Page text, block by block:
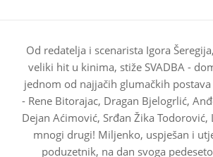
Od redatelja i scenarista Igora
veliki hit u kinima, stiže SVADBA -
jednom od najjačih glumačkih
- Rene Bitorajac, Dragan Bjelogrlić,
Dejan Aćimović, Srđan Žika
mnogi drugi! Miljenko, uspješan i
poduzetnik, na dan svoga